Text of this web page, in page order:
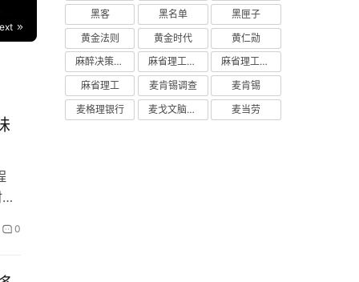
0
黑客
黑名单
黑匣子
黄金法则
黄金时代
黄仁勋
麻醉决策支持
麻省理工学院研究
麻省理工学院
麻省理工
麦肯锡调查
麦肯锡
麦格理银行
麦戈文脑研究所 麦当劳